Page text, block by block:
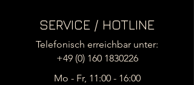
SERVICE / HOTLINE
Telefonisch erreichbar unter:
+49 (0) 160 1830226
Mo - Fr, 11:00 - 16:00